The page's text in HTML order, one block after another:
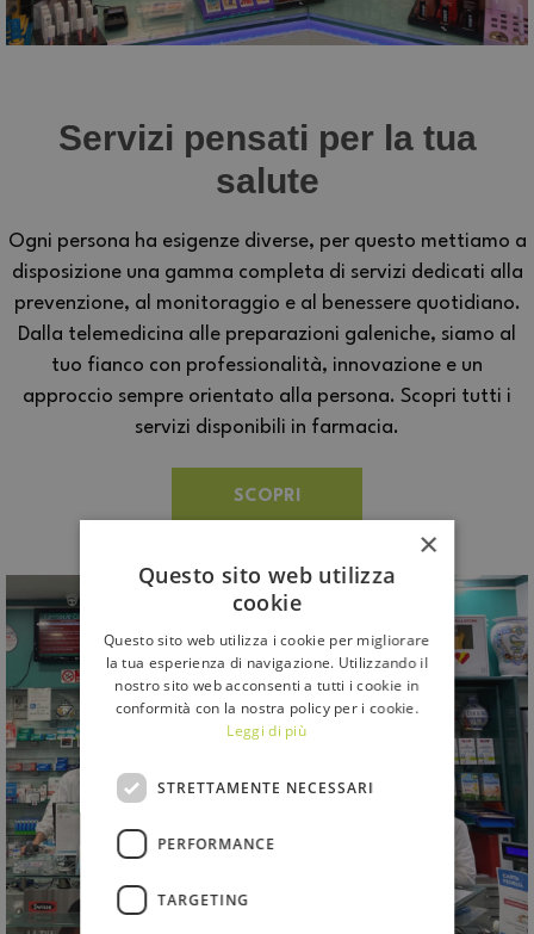
Servizi pensati per la tua
salute
Ogni persona ha esigenze diverse, per questo mettiamo a
disposizione una gamma completa di servizi dedicati alla
prevenzione, al monitoraggio e al benessere quotidiano.
Dalla telemedicina alle preparazioni galeniche, siamo al
tuo fianco con professionalità, innovazione e un
approccio sempre orientato alla persona. Scopri tutti i
servizi disponibili in farmacia.
SCOPRI
×
Questo sito web utilizza
cookie
Questo sito web utilizza i cookie per migliorare
la tua esperienza di navigazione. Utilizzando il
nostro sito web acconsenti a tutti i cookie in
conformità con la nostra policy per i cookie.
Leggi di più
STRETTAMENTE NECESSARI
PERFORMANCE
TARGETING